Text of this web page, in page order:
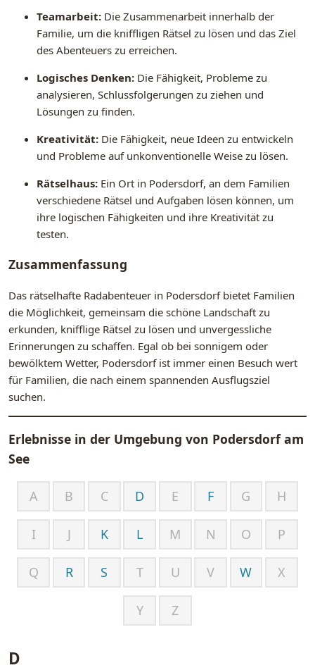
Teamarbeit: Die Zusammenarbeit innerhalb der
Familie, um die kniffligen Rätsel zu lösen und das Ziel
des Abenteuers zu erreichen.
Logisches Denken: Die Fähigkeit, Probleme zu
analysieren, Schlussfolgerungen zu ziehen und
Lösungen zu finden.
Kreativität: Die Fähigkeit, neue Ideen zu entwickeln
und Probleme auf unkonventionelle Weise zu lösen.
Rätselhaus: Ein Ort in Podersdorf, an dem Familien
verschiedene Rätsel und Aufgaben lösen können, um
ihre logischen Fähigkeiten und ihre Kreativität zu
testen.
Zusammenfassung
Das rätselhafte Radabenteuer in Podersdorf bietet Familien
die Möglichkeit, gemeinsam die schöne Landschaft zu
erkunden, knifflige Rätsel zu lösen und unvergessliche
Erinnerungen zu schaffen. Egal ob bei sonnigem oder
bewölktem Wetter, Podersdorf ist immer einen Besuch wert
für Familien, die nach einem spannenden Ausflugsziel
suchen.
Erlebnisse in der Umgebung von Podersdorf am
See
A B C D E F G H
I J K L M N O P
Q R S T U V W X
Y Z
D